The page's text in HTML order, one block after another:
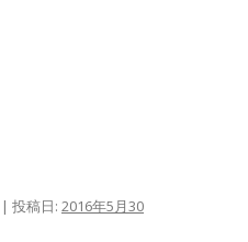
| 投稿日: 2016年5月30